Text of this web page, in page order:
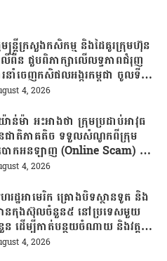
មន្រ្តីក្រសួងកសិកម្ម និងដៃគូរក្រុមហ៊ុន
ពីន ជួបពិភាក្សាលើលទ្ធភាពជំរុញ
នាំចេញកសិផលអង្ករកម្ពុជា ចូលទី
រហ្វីលីពីន
4, 2026
ន់ម៉ា អះអាងថា ក្រុមប្រដាប់អាវុធ
ជាតិភាគតិច ទទួលសំណូកពីក្រុម
ោកអនឡាញ (Online Scam) ជា
នឹងការជួយរត់ចូលប្រទេសថៃ!
4, 2026
ដ្ឋអាមេរិក គ្រោងបិទស្ថានទូត និង
ានកុងស៊ុលចំនួន៥ នៅប្រទេសមួយ
ន ដើម្បីកាត់បន្ថយចំណាយ និងវត្ត
ការទូតដែលគ្មានប្រសិទ្ធភាព
4, 2026